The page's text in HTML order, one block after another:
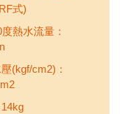
式)
熱水流量：
(kgf/cm2)：